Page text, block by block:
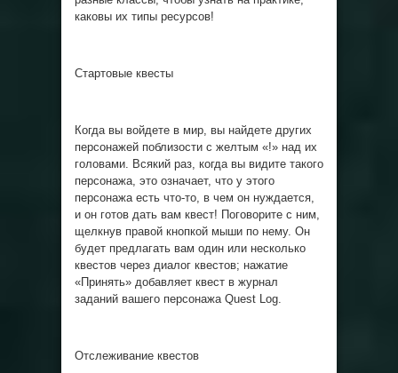
каковы их типы ресурсов!
Стартовые квесты
Когда вы войдете в мир, вы найдете других
персонажей поблизости с желтым «!» над их
головами. Всякий раз, когда вы видите такого
персонажа, это означает, что у этого
персонажа есть что-то, в чем он нуждается,
и он готов дать вам квест! Поговорите с ним,
щелкнув правой кнопкой мыши по нему. Он
будет предлагать вам один или несколько
квестов через диалог квестов; нажатие
«Принять» добавляет квест в журнал
заданий вашего персонажа Quest Log.
Отслеживание квестов